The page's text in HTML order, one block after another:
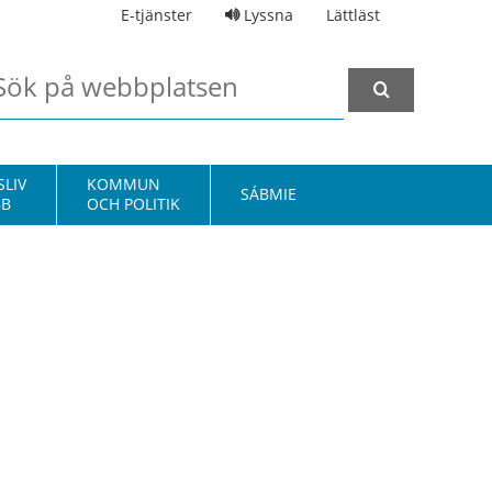
E-tjänster Lyssna Lättläst
KOMMUN
OCH POLITIK
SÁBMIE